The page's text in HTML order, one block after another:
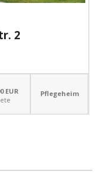
2
EUR
Pflegeheim